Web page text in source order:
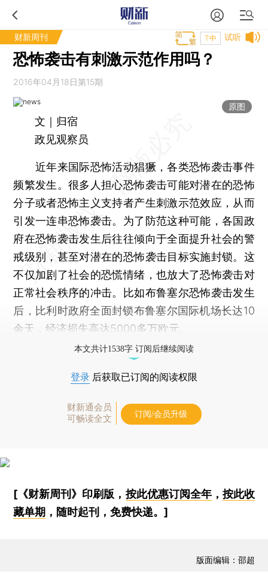
财新周刊 试听
T中
恐怖袭击有刺激示范作用吗？
2016年04月18日第15期
原图
文｜归宿
政见观察员
近年来国际恐怖活动猖獗，各类恐怖袭击事件
频繁发生。很多人担心恐怖袭击可能对潜在的恐怖
分子或者恐怖主义支持者产生刺激示范效应，从而
引发一连串恐怖袭击。为了防范这种可能，各国政
府在恐怖袭击发生后往往倾向于全面提升社会的警
戒级别，甚至对潜在的恐怖袭击目标实施封锁。这
不仅加剧了社会的恐慌情绪，也放大了恐怖袭击对
正常社会秩序的冲击。比如布鲁塞尔恐怖袭击发生
后，比利时政府全面封锁布鲁塞尔国际机场长达10
余天，经济损失高达5000多万欧元。
本文共计1538字 订阅后继续阅读
登录 后获取已订阅的阅读权限
财新通会员
可畅读全文
订阅/会员升级
[《财新周刊》印刷版， 按此优惠订阅全年， 按此收
藏单期 ，随时起刊，免费快递。]
版面编辑：邵超